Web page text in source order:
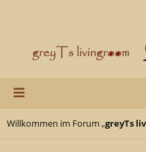
Willkommen im Forum „greyTs